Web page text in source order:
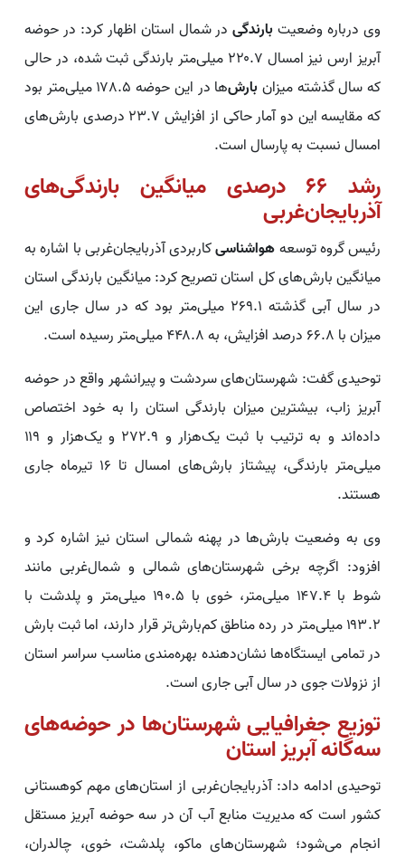
وی درباره وضعیتبارندگی در شمال استان اظهار کرد: در حوضه
آبریز ارس نیز امسال ۲۲۰.۷ میلی‌متر بارندگی ثبت شده، در حالی
که سال گذشته میزانبارش‌
ها در این حوضه ۱۷۸.۵ میلی‌متر بود
که مقایسه این دو آمار حاکی از افزایش ۲۳.۷ درصدی بارش‌های
امسال نسبت به پارسال است.
رشد ۶۶ درصدی میانگین بارندگی‌های
آذربایجان‌غربی
رئیس گروه توسعههواشناسیکاربردی آذربایجان‌غربی با اشاره به
میانگین بارش‌های کل استان تصریح کرد: میانگین بارندگی استان
در سال آبی گذشته ۲۶۹.۱ میلی‌متر بود که در سال جاری این
میزان با ۶۶.۸ درصد افزایش، به ۴۴۸.۸ میلی‌متر رسیده است.
توحیدی گفت: شهرستان‌های سردشت و پیرانشهر واقع در حوضه
آبریز زاب، بیشترین میزان بارندگی استان را به خود اختصاص
داده‌اند و به ترتیب با ثبت یک‌هزار و ۲۷۲.۹ و یک‌هزار و ۱۱۹
میلی‌متر بارندگی، پیشتاز بارش‌های امسال تا ۱۶ تیرماه جاری
هستند.
وی به وضعیت بارش‌ها در پهنه شمالی استان نیز اشاره کرد و
افزود: اگرچه برخی شهرستان‌های شمالی و شمال‌غربی مانند
شوط با ۱۴۷.۴ میلی‌متر، خوی با ۱۹۰.۵ میلی‌متر و پلدشت با
۱۹۳.۲ میلی‌متر در رده مناطق کم‌بارش‌تر قرار دارند، اما ثبت بارش
در تمامی ایستگاه‌ها نشان‌دهنده بهره‌مندی مناسب سراسر استان
از نزولات جوی در سال آبی جاری است.
توزیع جغرافیایی شهرستان‌ها در حوضه‌های
سه‌گانه آبریز استان
توحیدی ادامه داد: آذربایجان‌غربی از استان‌های مهم کوهستانی
کشور است که مدیریت منابع آب آن در سه حوضه آبریز مستقل
انجام می‌شود؛ شهرستان‌های ماکو، پلدشت، خوی، چالدران،